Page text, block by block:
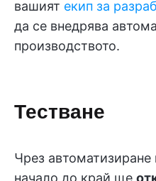
вашият екип за
да се внедрява
производството.
Тестване
Чрез автоматизиране
начало до край ще